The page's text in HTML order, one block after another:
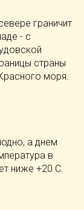
граничит
- с
страны
моря.
а днем
в
ниже +20 С.